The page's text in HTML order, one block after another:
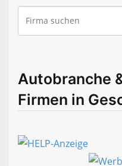
Autobranche
Firmen in